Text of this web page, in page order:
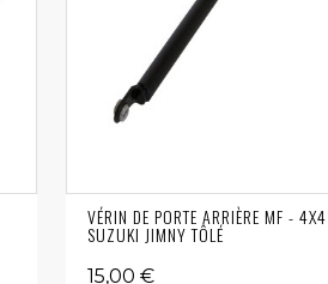
VÉRIN DE PORTE ARRIÈRE MF - 4X4
SUZUKI JIMNY TÔLÉ
15,00 €